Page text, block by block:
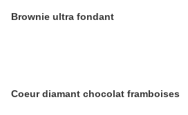
Brownie ultra fondant
Coeur diamant chocolat framboises